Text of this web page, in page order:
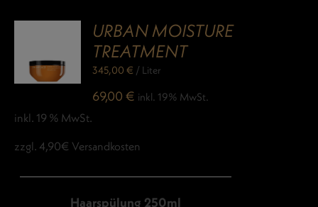
URBAN MOISTURE
TREATMENT
345,00€ / Liter
69,00€ inkl. 19% MwSt.
inkl. 19 % MwSt.
zzgl. 4,90€ Versandkosten
Haarspülung 250ml